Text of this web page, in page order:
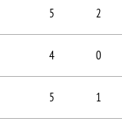
5 2
4 0
5 1